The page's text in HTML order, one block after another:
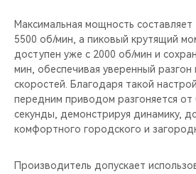
Максимальная мощность составляет
5500 об/мин, а пиковый крутящий
доступен уже с 2000 об/мин и
мин, обеспечивая уверенный
скоростей. Благодаря такой
передним приводом разгоняется от
секунды, демонстрируя динамику,
комфортного городского и
Производитель допускает